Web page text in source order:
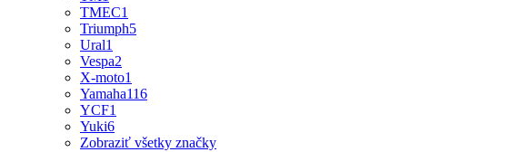
TMEC1
Triumph5
Ural1
Vespa2
X-moto1
Yamaha116
YCF1
Yuki6
Zobraziť všetky značky